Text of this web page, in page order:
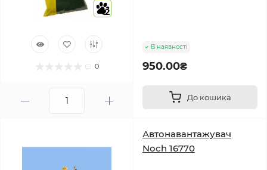
2
0
В наявності
950.00₴
До кошика
Автонавантажувач
Noch 16770